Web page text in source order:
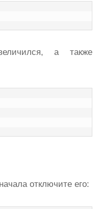
а также
отключите его: